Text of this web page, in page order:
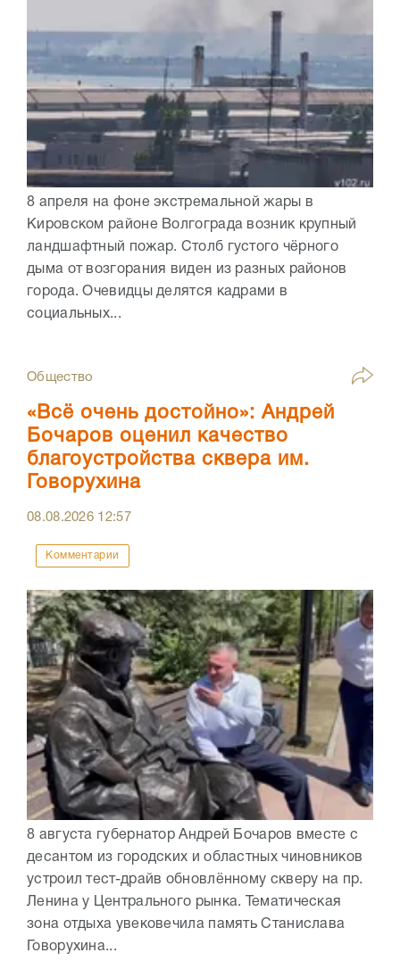
8 апреля на фоне экстремальной жары в
Кировском районе Волгограда возник крупный
ландшафтный пожар. Столб густого чёрного
дыма от возгорания виден из разных районов
города. Очевидцы делятся кадрами в
социальных...
Общество
«Всё очень достойно»: Андрей
Бочаров оценил качество
благоустройства сквера им.
Говорухина
08.08.2026 12:57
Комментарии
8 августа губернатор Андрей Бочаров вместе с
десантом из городских и областных чиновников
устроил тест-драйв обновлённому скверу на пр.
Ленина у Центрального рынка. Тематическая
зона отдыха увековечила память Станислава
Говорухина...